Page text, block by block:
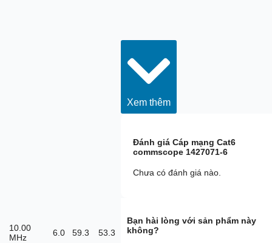
10.00
MHz
6.0 59.3 53.3
Xem thêm
Đánh giáCáp mạng Cat6
commscope 1427071-6
Chưa có đánh giá nào.
Bạn hài lòng với sản phẩm này
không?